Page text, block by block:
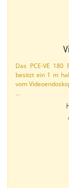
Das PCE-​VE 180
besitzt ein 1 m
vom
…